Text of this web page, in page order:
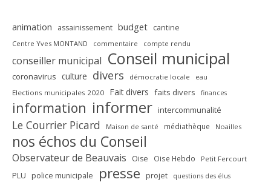
animation assainissement budget cantine
Centre Yves MONTAND commentaire compte rendu
conseiller municipal Conseil municipal
coronavirus culture divers démocratie locale eau
Elections municipales 2020 Fait divers faits divers finances
information informer intercommunalité
Le Courrier Picard Maison de santé médiathèque Noailles
nos échos du Conseil
Observateur de Beauvais Oise Oise Hebdo Petit Fercourt
PLU police municipale presse projet questions des élus